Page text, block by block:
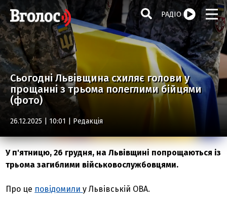
РАДІО
Сьогодні Львівщина схиляє голови у
прощанні з трьома полеглими бійцями
(фото)
26.12.2025 | 10:01 | Редакція
У п'ятницю, 26 грудня, на Львівщині попрощаються із
трьома загиблими військовослужбовцями.
Про це повідомили у Львівській ОВА.